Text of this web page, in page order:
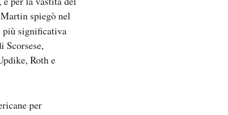
spiegò nel
più significativa
Scorsese,
Roth e
per